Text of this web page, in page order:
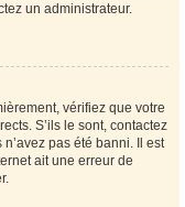
un administrateur.
vérifiez que votre
S’ils le sont, contactez
pas été banni. Il est
ait une erreur de